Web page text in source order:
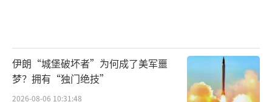
伊朗“城堡破坏者”为何成了美军噩
梦？拥有“独门绝技”
2026-08-06 10:31:48